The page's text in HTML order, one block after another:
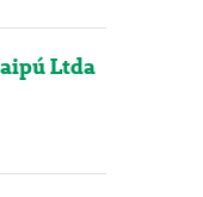
Ltda